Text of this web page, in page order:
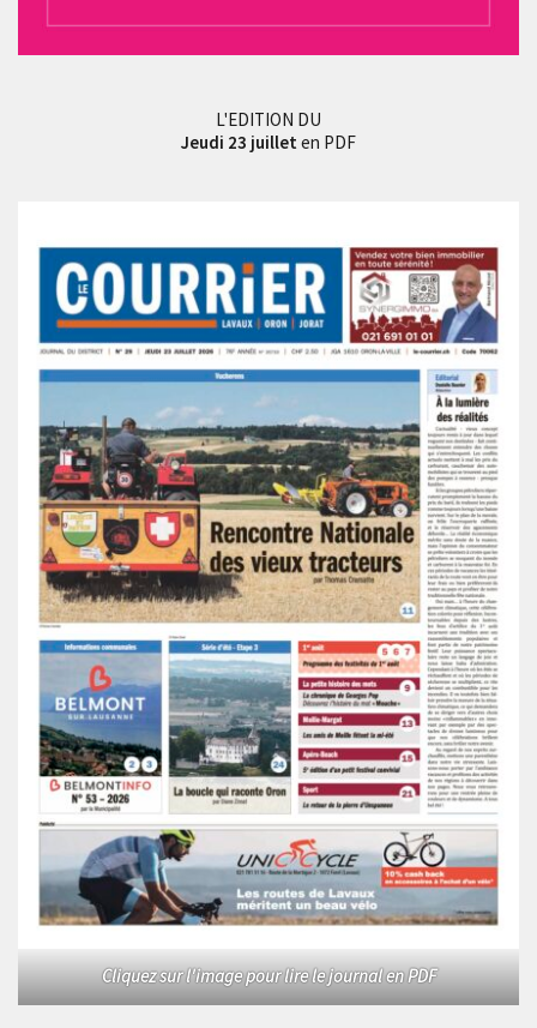
L'EDITION DU
Jeudi 23 juillet en PDF
Cliquez sur l'image pour lire le journal en PDF